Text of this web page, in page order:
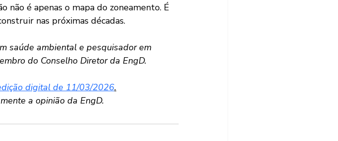
nas próximas décadas.
saúde ambiental e pesquisador em
do Conselho Diretor da EngD.
digital de 11/03/2026.
a opinião da EngD.